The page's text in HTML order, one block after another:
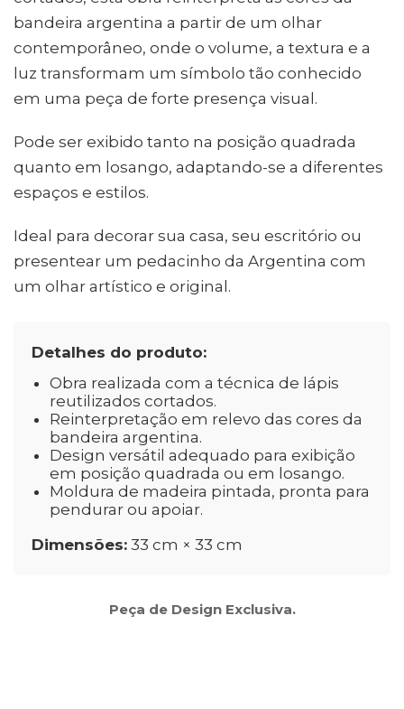
bandeira argentina a partir de um olhar
contemporâneo, onde o volume, a textura e a
luz transformam um símbolo tão conhecido
em uma peça de forte presença visual.
Pode ser exibido tanto na posição quadrada
quanto em losango, adaptando-se a diferentes
espaços e estilos.
Ideal para decorar sua casa, seu escritório ou
presentear um pedacinho da Argentina com
um olhar artístico e original.
Detalhes do produto:
Obra realizada com a técnica de lápis
reutilizados cortados.
Reinterpretação em relevo das cores da
bandeira argentina.
Design versátil adequado para exibição
em posição quadrada ou em losango.
Moldura de madeira pintada, pronta para
pendurar ou apoiar.
Dimensões: 33 cm × 33 cm
Peça de Design Exclusiva.